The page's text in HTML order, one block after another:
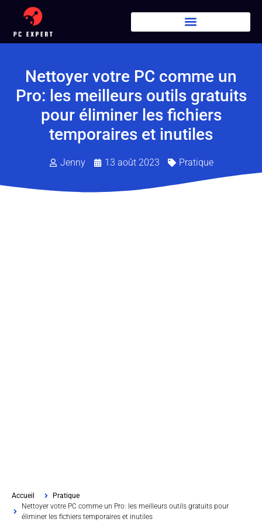
Nettoyer votre PC comme un
Pro: les meilleurs outils gratuits
pour éliminer les fichiers
temporaires et inutiles
Jenny 13 août 2023 Pratique
Accueil
Pratique
Nettoyer votre PC comme un Pro: les meilleurs outils gratuits pour
éliminer les fichiers temporaires et inutiles